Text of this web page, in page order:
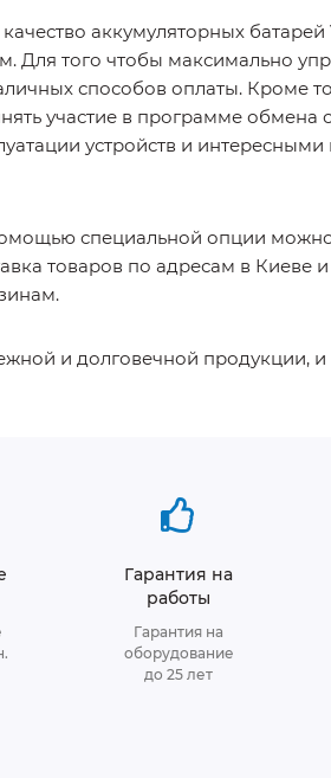
аккумуляторных
Для того чтобы максимально
способов оплаты. Кроме
участие в программе
устройств и
специальной опции
товаров по адресам в Киеве
и долговечной продукции,
Гарантия на
работы
Гарантия на
оборудование
до 25 лет